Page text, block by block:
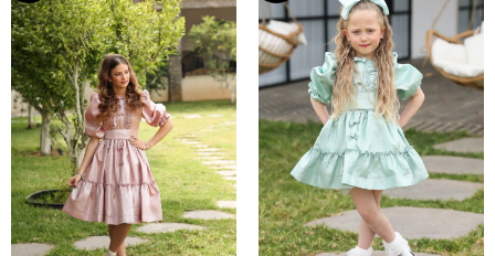
עד
עד